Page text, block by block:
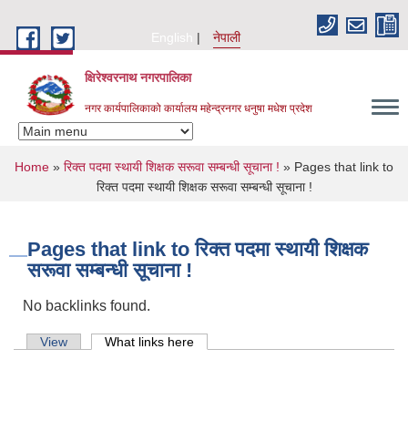
English
नेपाली
क्षिरेश्वरनाथ नगरपालिका
नगर कार्यपालिकाको कार्यालय महेन्द्रनगर धनुषा मधेश प्रदेश
You are here
Home » रिक्त पदमा स्थायी शिक्षक सरूवा सम्बन्धी सूचाना ! » Pages that link to
रिक्त पदमा स्थायी शिक्षक सरूवा सम्बन्धी सूचाना !
Pages that link to रिक्त पदमा स्थायी शिक्षक
सरूवा सम्बन्धी सूचाना !
No backlinks found.
Primary tabs
View What links here